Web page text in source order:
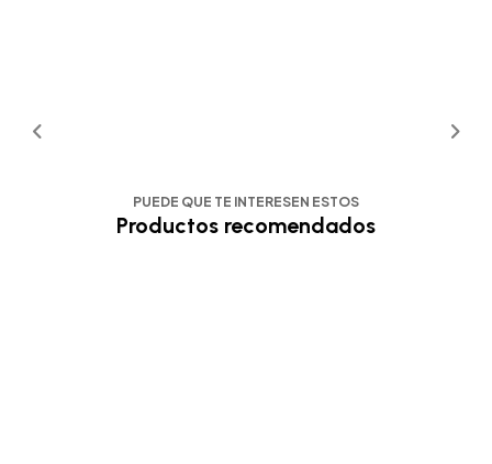
PUEDE QUE TE INTERESEN ESTOS
Productos recomendados